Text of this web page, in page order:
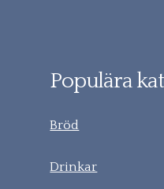
Populära
Bröd
Drinkar